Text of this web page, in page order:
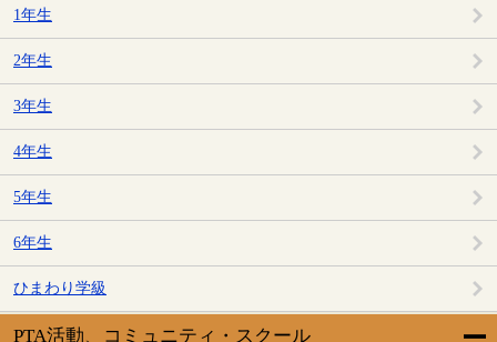
1年生
2年生
3年生
4年生
5年生
6年生
ひまわり学級
PTA活動、コミュニティ・スクール